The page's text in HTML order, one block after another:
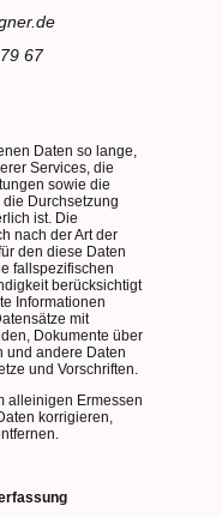
67
Daten so lange,
Services, die
sowie die
Durchsetzung
ist. Die
nach der Art der
den diese Daten
fallspezifischen
berücksichtigt
Informationen
mit
Dokumente über
und andere Daten
und Vorschriften.
alleinigen Ermessen
korrigieren,